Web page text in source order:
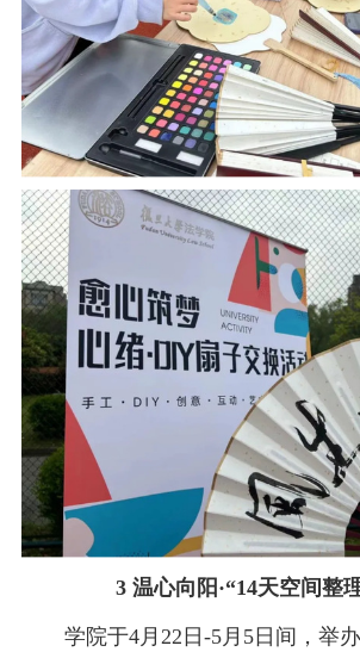
3 温心向阳·“14天空间整
学院于4月22日-5月5日间，举办